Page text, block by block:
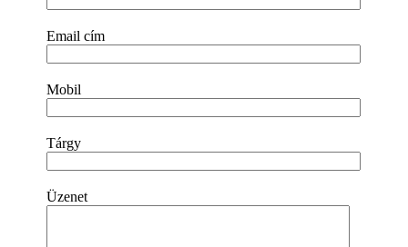
Email cím
Mobil
Tárgy
Üzenet